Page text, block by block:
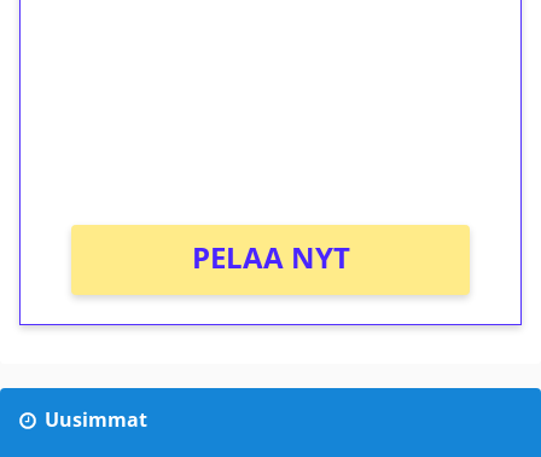
PELAA NYT
Uusimmat